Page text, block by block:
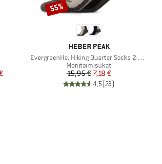
hinta
MERKKI
HEBER PEAK
Tuote
EvergreenHe. Hiking Quarter Socks 2-Pack
Tuoteryhmä
Monitoimisukat
Hinta
15,95 €Alennettu hinta
7,18 €
4,5(23)
Alennus
55%